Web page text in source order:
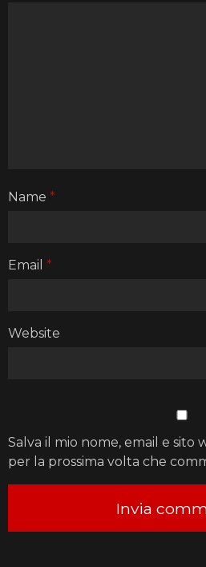
Name *
Email *
Website
Salva il mio nome, email e sito
per la prossima volta che